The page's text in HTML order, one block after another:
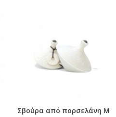
Σβούρα από πορσελάνη M